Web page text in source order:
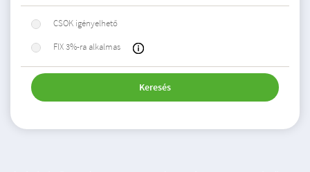
CSOK igényelhető
FIX 3%-ra alkalmas
Keresés